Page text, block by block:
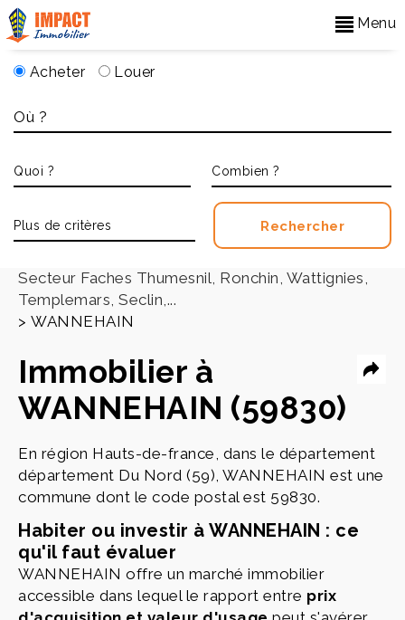
Menu
Acheter Louer
Secteur Faches Thumesnil, Ronchin, Wattignies,
Templemars, Seclin,...
> WANNEHAIN
Immobilier à
WANNEHAIN (59830)
En région Hauts-de-france, dans le département
département Du Nord (59), WANNEHAIN est une
commune dont le code postal est 59830.
Habiter ou investir à WANNEHAIN : ce
qu'il faut évaluer
WANNEHAIN offre un marché immobilier
accessible dans lequel le rapport entre prix